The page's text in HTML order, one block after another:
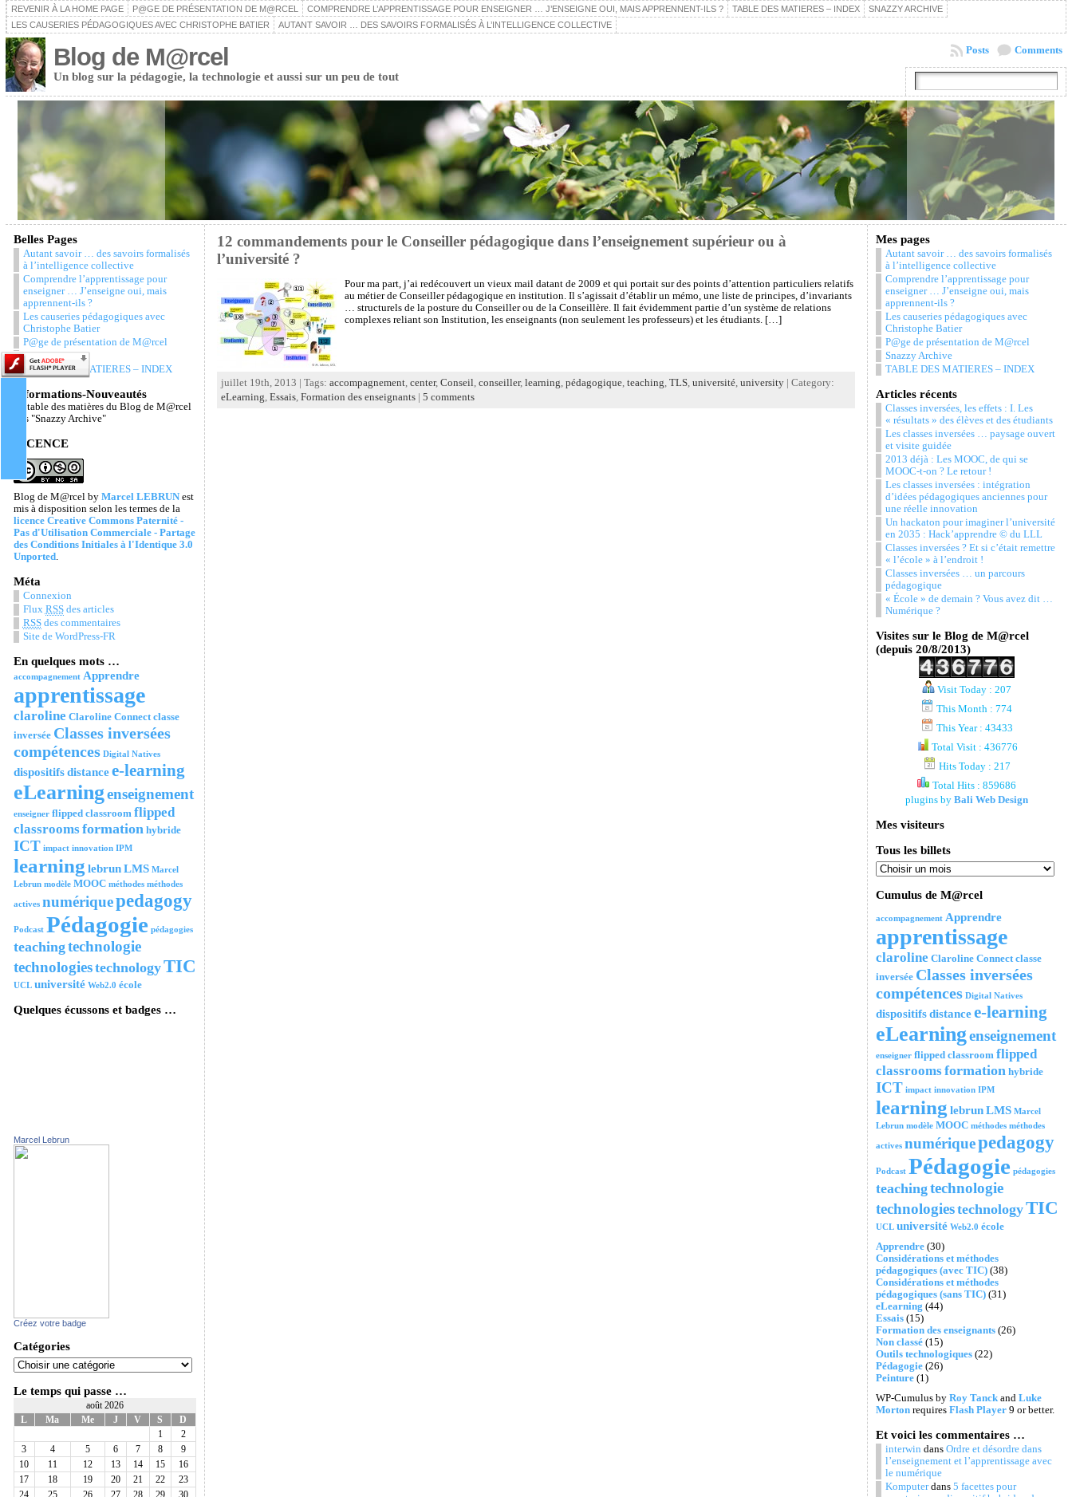
REVENIR À LA HOME PAGE P@GE DE PRÉSENTATION DE M@RCEL COMPRENDRE L’APPRENTISSAGE POUR ENSEIGNER … J’ENSEIGNE OUI, MAIS APPRENNENT-ILS ? TABLE DES MATIERES – INDEX
SNAZZY ARCHIVE
LES CAUSERIES PÉDAGOGIQUES AVEC CHRISTOPHE BATIER
AUTANT SAVOIR … DES SAVOIRS FORMALISÉS À L’INTELLIGENCE COLLECTIVE
Blog de M@rcel
Un blog sur la pédagogie, la technologie et aussi sur un peu de tout
Comments
Posts
Belles Pages
Autant savoir … des savoirs formalisés
à l’intelligence collective
Comprendre l’apprentissage pour
enseigner … J’enseigne oui, mais
apprennent-ils ?
Les causeries pédagogiques avec
Christophe Batier
P@ge de présentation de M@rcel
Snazzy Archive
TABLE DES MATIERES – INDEX
Informations-Nouveautés
La table des matières du Blog de M@rcel
Les "Snazzy Archive"
LICENCE
Blog de M@rcelby Marcel LEBRUNest
mis à disposition selon les termes de la
licence Creative Commons Paternité -
Pas d'Utilisation Commerciale - Partage
des Conditions Initiales à l'Identique 3.0
Unported.
Méta
Connexion
Flux RSSdes articles
RSSdes commentaires
Site de WordPress-FR
En quelques mots …
accompagnement Apprendre
apprentissage
claroline Claroline Connect classe
inversée Classes inversées
compétences Digital Natives
dispositifsdistancee-learning
eLearningenseignement
enseigner flipped classroom flipped
classroomsformation hybride
ICT impact innovation IPM
learning lebrunLMS Marcel
Lebrun modèle MOOC méthodes méthodes
actives numériquepedagogy
Podcast Pédagogie pédagogies
teachingtechnologie
technologiestechnologyTIC
UCL université Web2.0 école
Quelques écussons et badges …
Marcel Lebrun
Créez votre badge
Catégories
Le temps qui passe …
août 2026
L
Ma Me J V S D
1
2
3
4 5 6 7 8
9
10
11 12 13 14 15
16
17
18 19 20 21 22
23
24
25 26 27 28 29
30
12 commandements pour le Conseiller pédagogique dans l’enseignement supérieur ou à
l’université ?
Pour ma part, j’ai redécouvert un vieux mail datant de 2009 et qui portait sur des points d’attention particuliers relatifs
au métier de Conseiller pédagogique en institution. Il s’agissait d’établir un mémo, une liste de principes, d’invariants
… structurels de la posture du Conseiller ou de la Conseillère. Il fait évidemment partie d’un système de relations
complexes reliant son Institution, les enseignants (non seulement les professeurs) et les étudiants. […]
juillet 19th, 2013 | Tags: accompagnement, center, Conseil conseiller, learning pédagogique, teaching TLS, université, university| Category:
eLearning Essais, Formation des enseignants| 5 comments
Mes pages
Autant savoir … des savoirs formalisés
à l’intelligence collective
Comprendre l’apprentissage pour
enseigner … J’enseigne oui, mais
apprennent-ils ?
Les causeries pédagogiques avec
Christophe Batier
P@ge de présentation de M@rcel
Snazzy Archive
TABLE DES MATIERES – INDEX
Articles récents
Classes inversées, les effets : I. Les
« résultats » des élèves et des étudiants
Les classes inversées … paysage ouvert
et visite guidée
2013 déjà : Les MOOC, de qui se
MOOC-t-on ? Le retour !
Les classes inversées : intégration
d’idées pédagogiques anciennes pour
une réelle innovation
Un hackaton pour imaginer l’université
en 2035 : Hack’apprendre © du LLL
Classes inversées ? Et si c’était remettre
« l’école » à l’endroit !
Classes inversées … un parcours
pédagogique
« École » de demain ? Vous avez dit …
Numérique ?
Visites sur le Blog de M@rcel
(depuis 20/8/2013)
Visit Today : 207
This Month : 774
This Year : 43433
Total Visit : 436776
Hits Today : 217
Total Hits : 859686
plugins byBali Web Design
Mes visiteurs
Tous les billets
Cumulus de M@rcel
accompagnement Apprendre
apprentissage
claroline Claroline Connect classe
inversée Classes inversées
compétences Digital Natives
dispositifsdistancee-learning
eLearningenseignement
enseigner flipped classroom flipped
classroomsformation hybride
ICT impact innovation IPM
learning lebrunLMS Marcel
Lebrun modèle MOOC méthodes méthodes
actives numériquepedagogy
Podcast Pédagogie pédagogies
teachingtechnologie
technologiestechnologyTIC
UCL université Web2.0 école
Apprendre(30)
Considérations et méthodes
pédagogiques (avec TIC)(38)
Considérations et méthodes
pédagogiques (sans TIC)(31)
eLearning (44)
Essais(15)
Formation des enseignants(26)
Non classé(15)
Outils technologiques(22)
Pédagogie(26)
Peinture(1)
WP-Cumulus by Roy Tanckand Luke
Mortonrequires Flash Player9 or better.
Et voici les commentaires …
interwin dans Ordre et désordre dans
l’enseignement et l’apprentissage avec
le numérique
Komputerdans 5 facettes pour